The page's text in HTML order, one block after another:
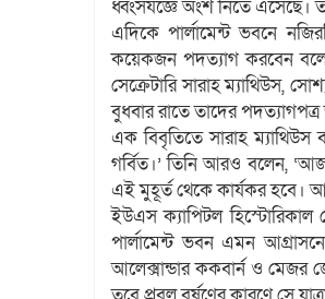
ধ্বংসযজ্ঞে অংশ নিতে এসেছে।
এদিকে পার্লামেন্ট ভবনে
কয়েকজন পদত্যাগ করবেন বলে
সেক্রেটারি সারাহ ম্যাথিউস,
বুধবার রাতে তাদের
এক বিবৃতিতে সারাহ ম্যাথিউস
গর্বিত।’ তিনি আরও বলেন,
এই মুহূর্ত থেকে কার্যকর হবে।
ইউএস ক্যাপিটল হিস্টোরিকাল
পার্লামেন্ট ভবন এমন
আলেক্সান্ডার ককবার্ন ও মেজর